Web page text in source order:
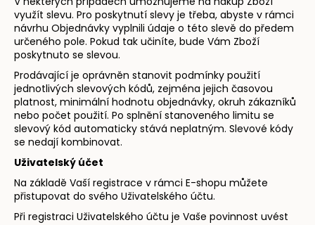
využít slevu. Pro poskytnutí slevy je třeba, abyste v rámci
návrhu Objednávky vyplnili údaje o této slevě do předem
určeného pole. Pokud tak učiníte, bude Vám Zboží
poskytnuto se slevou.
Prodávající je oprávněn stanovit podmínky použití
jednotlivých slevových kódů, zejména jejich časovou
platnost, minimální hodnotu objednávky, okruh zákazníků
nebo počet použití. Po splnění stanoveného limitu se
slevový kód automaticky stává neplatným. Slevové kódy
se nedají kombinovat.
Uživatelský účet
Na základě Vaší registrace v rámci E-shopu můžete
přistupovat do svého Uživatelského účtu.
Při registraci Uživatelského účtu je Vaše povinnost uvést